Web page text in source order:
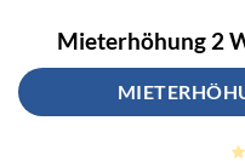
Mieterhöhung 2